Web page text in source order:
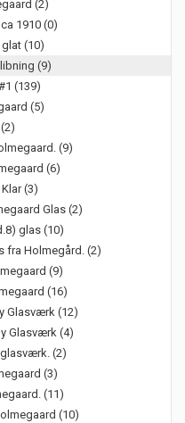
(2)
1910 (0)
(10)
(9)
(139)
(5)
(9)
(6)
(3)
Glas (2)
glas (10)
fra Holmegård. (2)
(9)
(16)
Glasværk (12)
Glasværk (4)
(2)
(3)
(11)
(10)